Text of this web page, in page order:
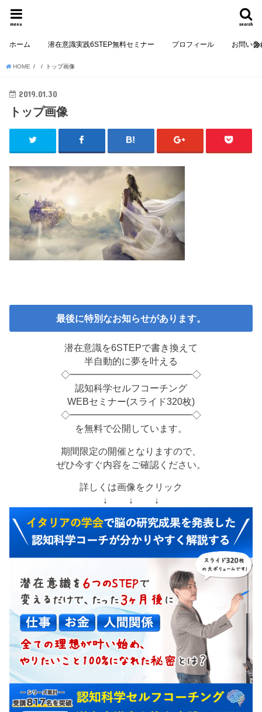
search
menu
ホーム 潜在意識実践6STEP無料セミナー プロフィール お問い合
HOME トップ画像
2019.01.30
トップ画像
最後に特別なお知らせがあります。
潜在意識を6STEPで書き換えて
半自動的に夢を叶える
◇━━━━━━━━━━━━━◇
認知科学セルフコーチング
WEBセミナー(スライド320枚)
◇━━━━━━━━━━━━━◇
を無料で公開しています。
期間限定の開催となりますので、
ぜひ今すぐ内容をご確認ください。
詳しくは画像をクリック
↓ ↓ ↓